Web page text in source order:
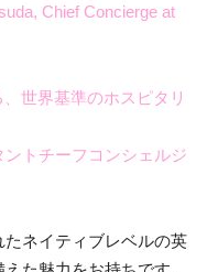
Chief Concierge at
世界基準のホスピタリ
トチーフコンシェルジ
ネイティブレベルの英